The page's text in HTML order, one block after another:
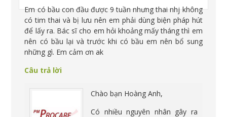
Em có bầu con đầu được 9 tuần nhưng thai nhj không
có tim thai và bị lưu nên em phải dùng biện pháp hút
để lấy ra. Bác sĩ cho em hỏi khoảng mấy tháng thì em
nên có bầu lại và trước khi có bầu em nên bổ sung
những gì. Em cảm ơn ak
Câu trả lời
Chào bạn Hoàng Anh,
Có nhiều nguyên nhân gây ra